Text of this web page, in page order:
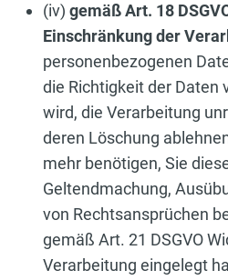
(iv) gemäß Art. 18
Einschränkung der
personenbezogenen
die Richtigkeit der Daten
wird, die Verarbeitung
deren Löschung
mehr benötigen, Sie
Geltendmachung,
von Rechtsansprüchen
gemäß Art. 21 DSGVO
Verarbeitung eingelegt